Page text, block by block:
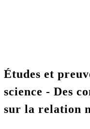
Études et
science - Des
sur la relation